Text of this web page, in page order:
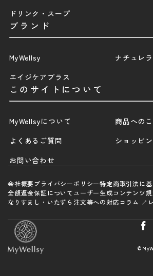
ドリンク・スープ
ブランド
MyWellsy
ナチュレ
エイジケアプラス
このサイトについて
MyWellsyについて
商品への
よくあるご質問
ショッピ
お問い合わせ
会社概要プライバシーポリシー特定商取引法に
全額返金保証についてユーザー生成コンテンツ
なりすまし・いたずら注文等への対応 コラム ↗